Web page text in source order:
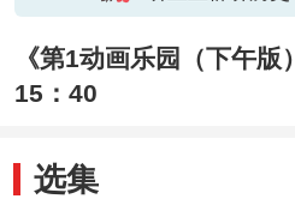
《第1动画乐园（下午
15：40
选集